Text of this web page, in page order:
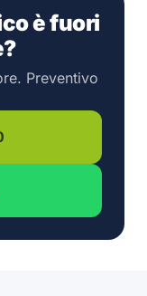
è fuori
Preventivo